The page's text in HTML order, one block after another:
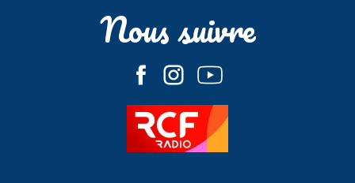
Nous suivre